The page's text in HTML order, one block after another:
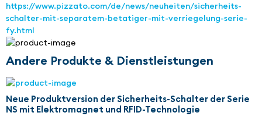
https://www.pizzato.com/de/news/neuheiten/sicherheits-
schalter-mit-separatem-betatiger-mit-verriegelung-serie-
fy.html
Andere Produkte & Dienstleistungen
Neue Produktversion der Sicherheits-Schalter der Serie
NS mit Elektromagnet und RFID-Technologie